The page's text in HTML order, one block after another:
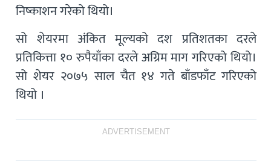
निष्काशन गरेको थियो।
सो शेयरमा अंकित मूल्यको दश प्रतिशतका दरले
प्रतिकित्ता १० रुपैयाँका दरले अग्रिम माग गरिएको थियो।
सो शेयर २०७५ साल चैत १४ गते बाँडफाँट गरिएको
थियो ।
ADVERTISEMENT